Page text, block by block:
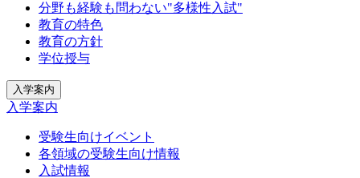
分野も経験も問わない"多様性入試"
教育の特色
教育の方針
学位授与
入学案内
入学案内
受験生向けイベント
各領域の受験生向け情報
入試情報